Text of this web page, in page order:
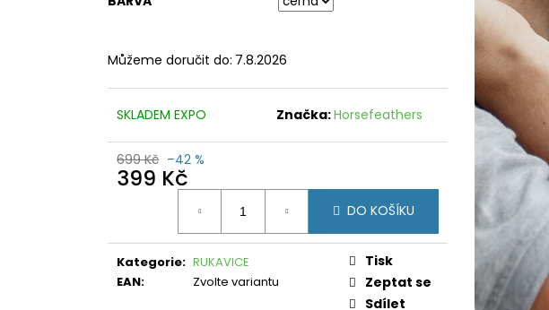
Můžeme doručit do: 7.8.2026
SKLADEM EXPO Značka:Horsefeathers
699 Kč –42 %
399 Kč
DO KOŠÍKU
Kategorie: RUKAVICE
EAN: Zvolte variantu
Tisk
Zeptat se
Sdílet